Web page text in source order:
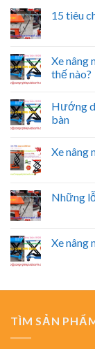
15 tiêu
Xe nâng
thế nào?
Hướng
bàn
Xe nâng
Những
Xe nâng
TÌM SẢN